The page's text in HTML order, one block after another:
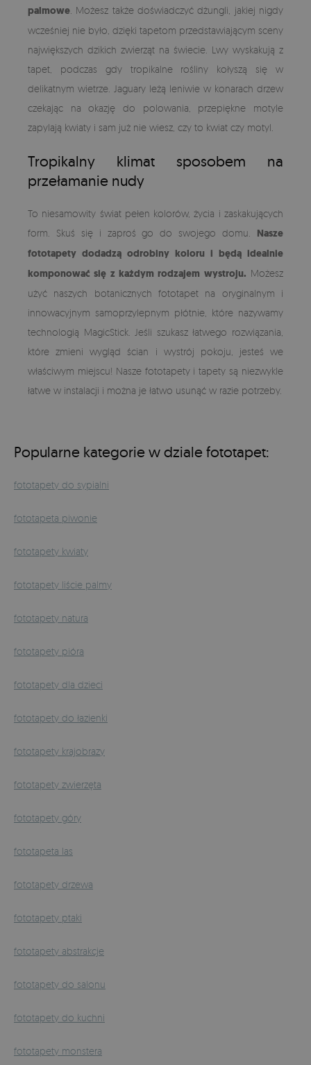
palmowe . Możesz także doświadczyć dżungli, jakiej nigdy
wcześniej nie było, dzięki tapetom przedstawiającym sceny
największych dzikich zwierząt na świecie. Lwy wyskakują z
tapet, podczas gdy tropikalne rośliny kołyszą się w
delikatnym wietrze. Jaguary leżą leniwie w konarach drzew
czekając na okazję do polowania, przepiękne motyle
zapylają kwiaty i sam już nie wiesz, czy to kwiat czy motyl.
Tropikalny klimat sposobem na
przełamanie nudy
To niesamowity świat pełen kolorów, życia i zaskakujących
form. Skuś się i zaproś go do swojego domu. Nasze
fototapety dodadzą odrobiny koloru i będą idealnie
komponować się z każdym rodzajem wystroju. Możesz
użyć naszych botanicznych fototapet na oryginalnym i
innowacyjnym samoprzylepnym płótnie, które nazywamy
technologią MagicStick. Jeśli szukasz łatwego rozwiązania,
które zmieni wygląd ścian i wystrój pokoju, jesteś we
właściwym miejscu! Nasze fototapety i tapety są niezwykle
łatwe w instalacji i można je łatwo usunąć w razie potrzeby.
Popularne kategorie w dziale fototapet:
fototapety do sypialni
fototapeta piwonie
fototapety kwiaty
fototapety liście palmy
fototapety natura
fototapety pióra
fototapety dla dzieci
fototapety do łazienki
fototapety krajobrazy
fototapety zwierzęta
fototapety góry
fototapeta las
fototapety drzewa
fototapety ptaki
fototapety abstrakcje
fototapety do salonu
fototapety do kuchni
fototapety monstera